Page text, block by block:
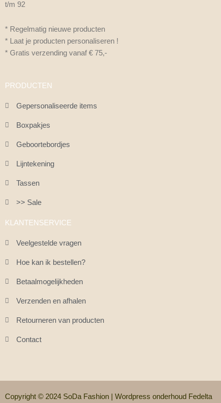
t/m 92
* Regelmatig nieuwe producten
* Laat je producten personaliseren !
* Gratis verzending vanaf € 75,-
PRODUCTEN
Gepersonaliseerde items
Boxpakjes
Geboortebordjes
Lijntekening
Tassen
>> Sale
KLANTENSERVICE
Veelgestelde vragen
Hoe kan ik bestellen?
Betaalmogelijkheden
Verzenden en afhalen
Retourneren van producten
Contact
Copyright © 2024 SoDa Fashion | Wordpress onderhoud Fedelta